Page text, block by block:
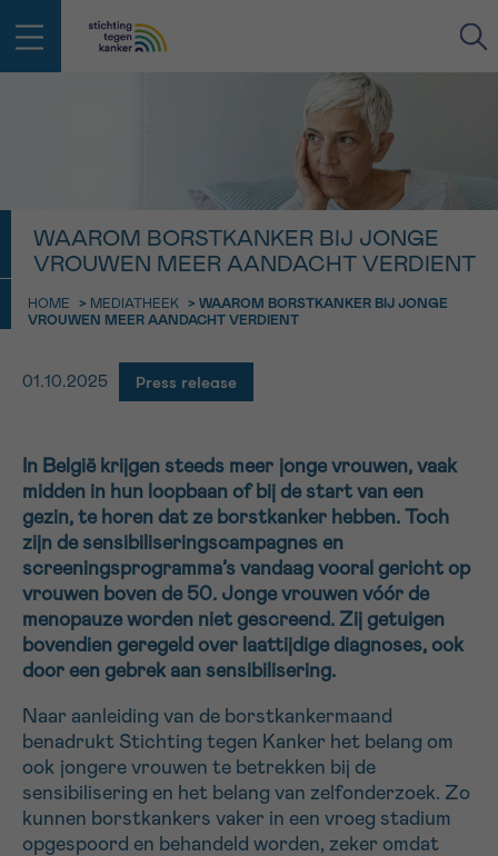
WAAROM BORSTKANKER BIJ JONGE
VROUWEN MEER AANDACHT VERDIENT
HOME > MEDIATHEEK > WAAROM BORSTKANKER BIJ JONGE
VROUWEN MEER AANDACHT VERDIENT
01.10.2025 Press release
In België krijgen steeds meer jonge vrouwen, vaak
midden in hun loopbaan of bij de start van een
gezin, te horen dat ze borstkanker hebben. Toch
zijn de sensibiliseringscampagnes en
screeningsprogramma’s vandaag vooral gericht op
vrouwen boven de 50. Jonge vrouwen vóór de
menopauze worden niet gescreend. Zij getuigen
bovendien geregeld over laattijdige diagnoses, ook
door een gebrek aan sensibilisering.
Naar aanleiding van de borstkankermaand
benadrukt Stichting tegen Kanker het belang om
ook jongere vrouwen te betrekken bij de
sensibilisering en het belang van zelfonderzoek. Zo
kunnen borstkankers vaker in een vroeg stadium
opgespoord en behandeld worden, zeker omdat
VOORNAAM
IN DE STRIJD TEGEN KANKER STA
JE NIET ALLEEN
Professionele medewerkers beantwoorden je vragen
Contacteer ons gratis
Bel ons op 0800 15 802
Via ons
contactformulier
Meer weten over Kankerinfo
NAAM
VOORNAAM
MIJN VRAAG
13h-16h
16h-18h
Verder